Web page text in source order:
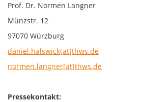
Prof. Dr. Normen Langner
Münzstr. 12
97070 Würzburg
daniel.halswick[at]thws.de
normen.langner[at]thws.de
Pressekontakt: